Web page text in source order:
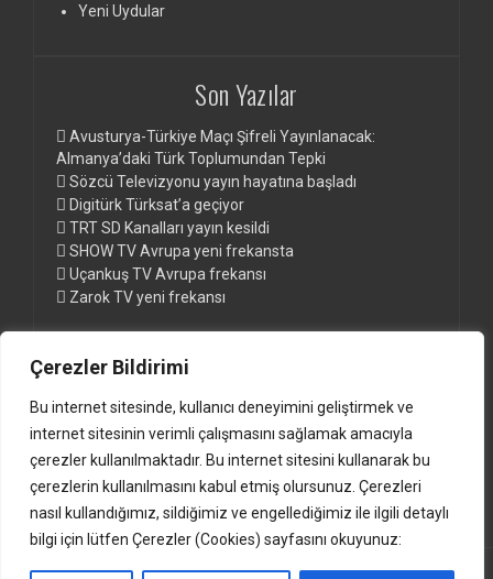
Çerezler Bildirimi
Bu internet sitesinde, kullanıcı deneyimini geliştirmek ve
internet sitesinin verimli çalışmasını sağlamak amacıyla
çerezler kullanılmaktadır. Bu internet sitesini kullanarak bu
çerezlerin kullanılmasını kabul etmiş olursunuz. Çerezleri
nasıl kullandığımız, sildiğimiz ve engellediğimiz ile ilgili detaylı
bilgi için lütfen Çerezler (Cookies) sayfasını okuyunuz:
Yeni Uydular
Son Yazılar
Avusturya-Türkiye Maçı Şifreli Yayınlanacak:
Almanya’daki Türk Toplumundan Tepki
Sözcü Televizyonu yayın hayatına başladı
Digitürk Türksat’a geçiyor
TRT SD Kanalları yayın kesildi
SHOW TV Avrupa yeni frekansta
Uçankuş TV Avrupa frekansı
Zarok TV yeni frekansı
Digitürk Euro ve Digitürk Play Paketleri
Digitürk Kanal Listesi ve Frekansları
Güncel Türksat Frekansları www.anten.de